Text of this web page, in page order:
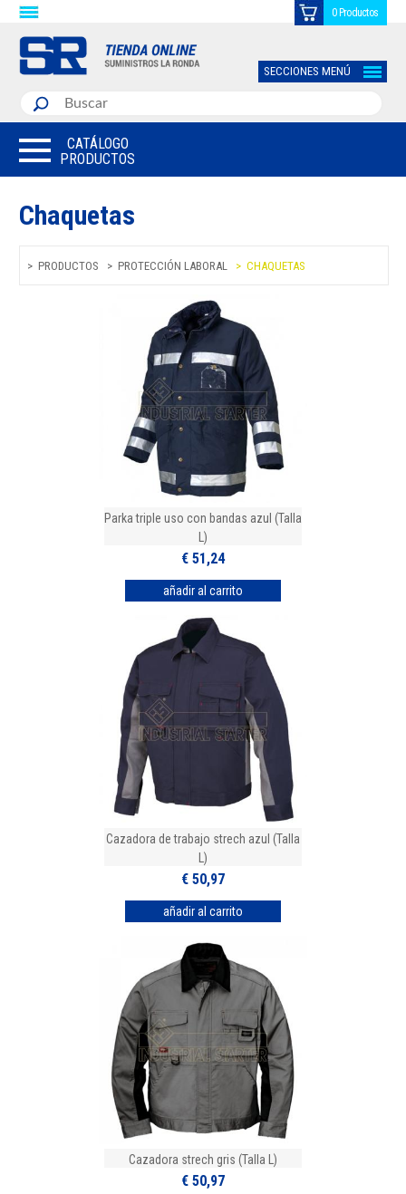
0 Productos
SECCIONES MENÚ
CATÁLOGO
PRODUCTOS
Chaquetas
PRODUCTOS PROTECCIÓN LABORAL CHAQUETAS
Parka triple uso con bandas azul (Talla
L)
€ 51,24
Cazadora de trabajo strech azul (Talla
L)
€ 50,97
Cazadora strech gris (Talla L)
€ 50,97